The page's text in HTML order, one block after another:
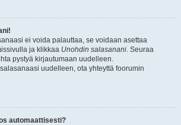
ei voida palauttaa, se voidaan asettaa
ja klikkaa Unohdin salasanani. Seuraa
pystyä kirjautumaan uudelleen.
uudelleen, ota yhteyttä foorumin
automaattisesti?